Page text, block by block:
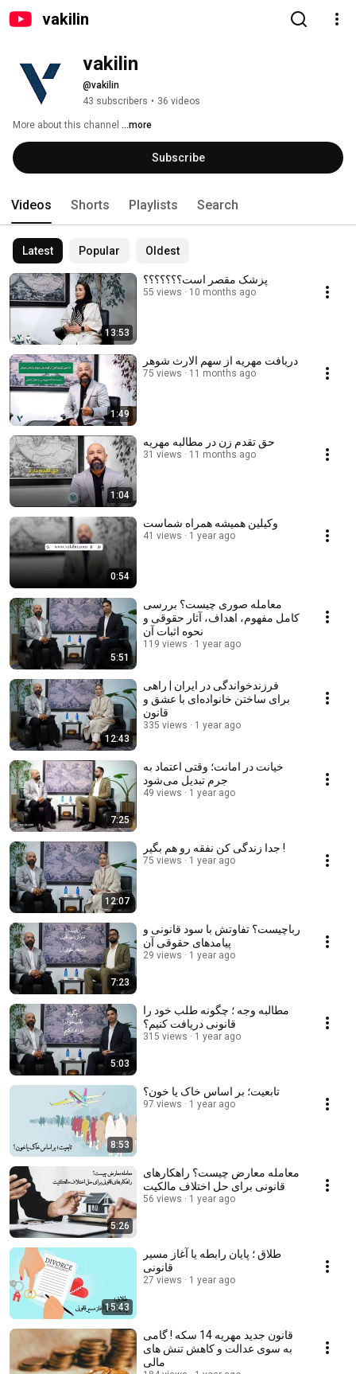
vakilin
vakilin
@vakilin
43 subscribers • 36 videos
More about this channel ...more
Subscribe
Videos Shorts Playlists Search
Latest Popular Oldest
13:53
پزشک مقصر است؟؟؟؟؟؟؟
55 views 10 months ago
1:49
دریافت مهریه از سهم الارث شوهر
75 views 11 months ago
1:04
حق تقدم زن در مطالبه مهریه
31 views 11 months ago
0:54
وکیلین همیشه همراه شماست
41 views 1 year ago
5:51
معامله صوری چیست؟ بررسی
کامل مفهوم، اهداف، آثار حقوقی و
نحوه اثبات آن
119 views 1 year ago
12:43
فرزندخواندگی در ایران | راهی
برای ساختن خانواده‌ای با عشق و
قانون
335 views 1 year ago
7:25
خیانت در امانت؛ وقتی اعتماد به
جرم تبدیل می‌شود
49 views 1 year ago
12:07
جدا زندگی کن نفقه رو هم بگیر !
75 views 1 year ago
7:23
رباچیست؟ تفاوتش با سود قانونی و
پیامدهای حقوقی آن
29 views 1 year ago
5:03
مطالبه وجه ؛ چگونه طلب خود را
قانونی دریافت کنیم؟
315 views 1 year ago
8:53
تابعیت؛ بر اساس خاک یا خون؟
97 views 1 year ago
5:26
معامله معارض چیست؟ راهکارهای
قانونی برای حل اختلاف مالکیت
56 views 1 year ago
15:43
طلاق ؛ پایان رابطه یا آغاز مسیر
قانونی
27 views 1 year ago
قانون جدید مهریه 14 سکه ! گامی
به سوی عدالت و کاهش تنش های
مالی